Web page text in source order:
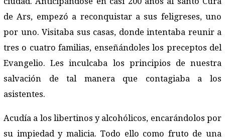
de Ars, empezó a reconquistar a sus feligreses, uno
por uno. Visitaba sus casas, donde intentaba reunir a
tres o cuatro familias, enseñándoles los preceptos del
Evangelio. Les inculcaba los principios de nuestra
salvación de tal manera que contagiaba a los
asistentes.
Acudía a los libertinos y alcohólicos, encarándolos por
su impiedad y malicia. Todo ello como fruto de una